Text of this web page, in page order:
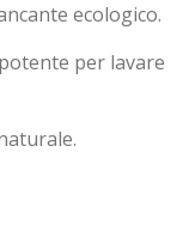
ecologico.
per lavare